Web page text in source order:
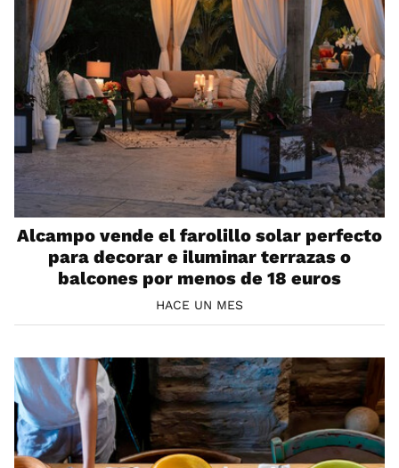
Alcampo vende el farolillo solar perfecto
para decorar e iluminar terrazas o
balcones por menos de 18 euros
HACE UN MES